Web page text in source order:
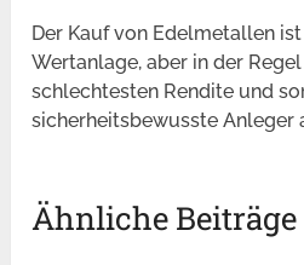
Der Kauf von Edelmetallen
Wertanlage, aber in der
schlechtesten Rendite und
sicherheitsbewusste Anleger
Ähnliche Beiträge